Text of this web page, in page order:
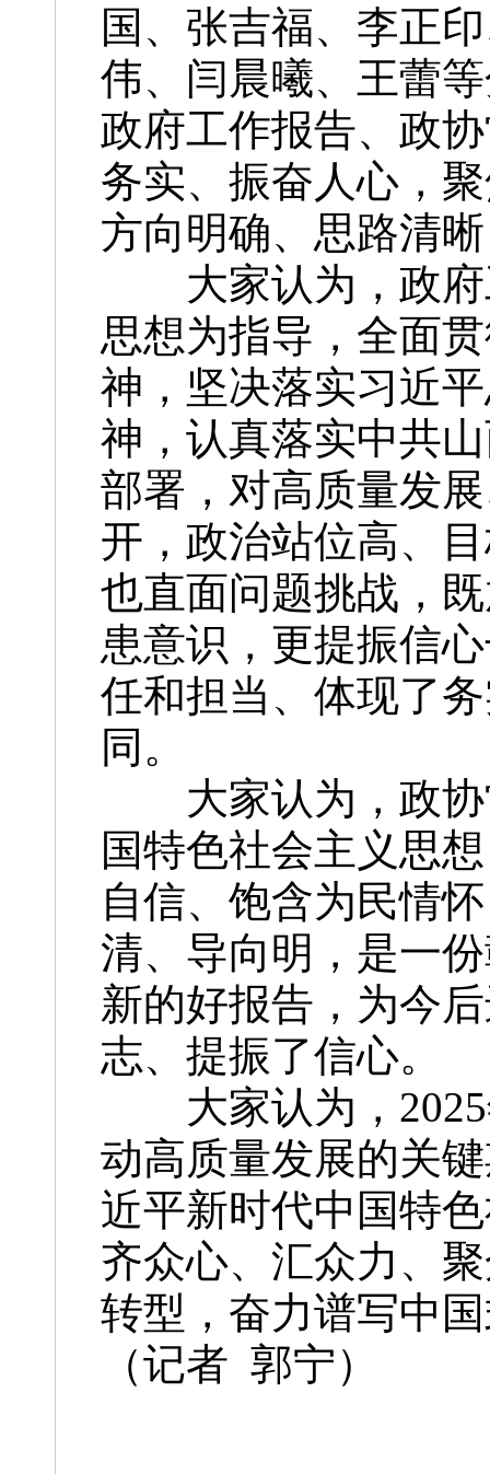
国、张吉福、李正
伟、闫晨曦、王蕾
政府工作报告、政
务实、振奋人心，
方向明确、思路清
大家认为，政府
思想为指导，全面
神，坚决落实习近
神，认真落实中共
部署，对高质量发
开，政治站位高、
也直面问题挑战，
患意识，更提振信
任和担当、体现了
同。
大家认为，政协
国特色社会主义思
自信、饱含为民情
清、导向明，是一
新的好报告，为今
志、提振了信心。
大家认为，2025
动高质量发展的关
近平新时代中国特
齐众心、汇众力、
转型，奋力谱写中
（记者 郭宁）